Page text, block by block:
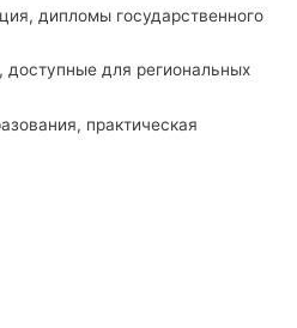
дипломы государственного
для региональных
практическая